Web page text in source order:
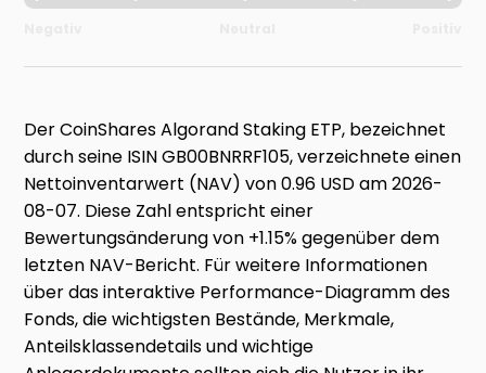
Der CoinShares Algorand Staking ETP, bezeichnet
durch seine ISIN GB00BNRRF105, verzeichnete einen
Nettoinventarwert (NAV) von 0.96 USD am 2026-
08-07. Diese Zahl entspricht einer
Bewertungsänderung von +1.15% gegenüber dem
letzten NAV-Bericht. Für weitere Informationen
über das interaktive Performance-Diagramm des
Fonds, die wichtigsten Bestände, Merkmale,
Anteilsklassendetails und wichtige